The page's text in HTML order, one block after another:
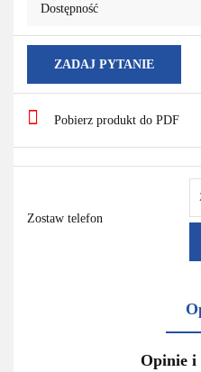
Dostępność
ZADAJ PYTANIE
Pobierz produkt do PDF
Zostaw telefon
Opinie i